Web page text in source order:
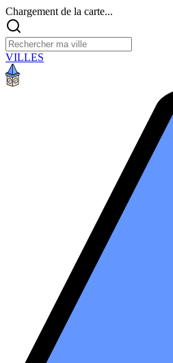
Chargement de la carte...
VILLES